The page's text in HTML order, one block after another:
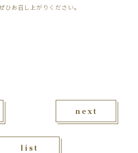
ひお召し上がりください。
list
next